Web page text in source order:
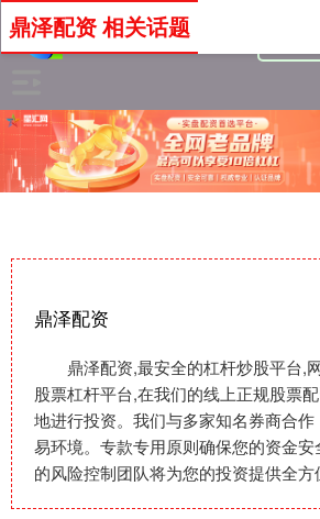
鼎泽配资
鼎泽配资,最安全的杠杆炒股平台,
股票杠杆平台,在我们的线上正规股票
地进行投资。我们与多家知名券商合
易环境。专款专用原则确保您的资金
的风险控制团队将为您的投资提供全方
鼎泽配资 相关话题